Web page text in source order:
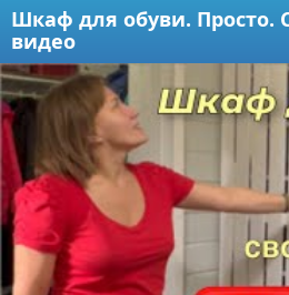
Шкаф для обуви. Просто.
видео